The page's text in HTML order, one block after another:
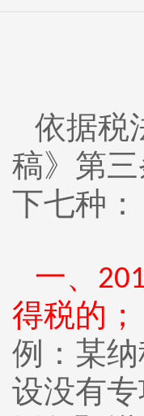
依据税
稿》第
下七种：
一、
得税的；
例：某纳
设没有